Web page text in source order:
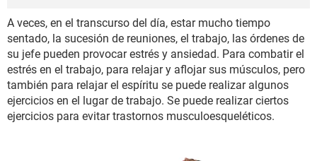
BIENESTAR
SEXUALIDAD
GLOSARIO
A veces, en el transcurso del día, estar mucho tiempo
sentado, la sucesión de reuniones, el trabajo, las órdenes de
su jefe pueden provocar estrés y ansiedad. Para combatir el
estrés en el trabajo, para relajar y aflojar sus músculos, pero
también para relajar el espíritu se puede realizar algunos
ejercicios en el lugar de trabajo. Se puede realizar ciertos
ejercicios para evitar trastornos musculoesqueléticos.